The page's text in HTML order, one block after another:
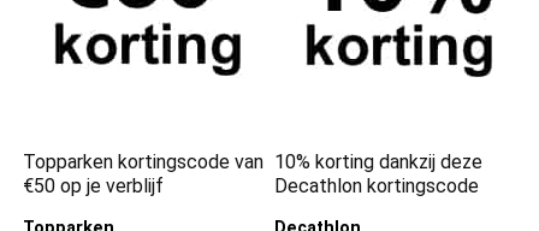
Topparken kortingscode van
€50 op je verblijf
10% korting dankzij deze
Decathlon kortingscode